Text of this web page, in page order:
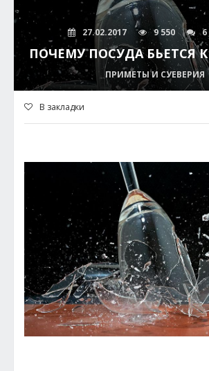
27.02.2017 9 550 6
ПОЧЕМУ ПОСУДА БЬЕТСЯ
ПРИМЕТЫ И СУЕВЕРИЯ
В закладки